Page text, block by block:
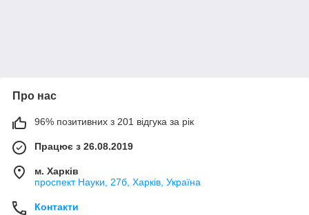
Про нас
96% позитивних з 201 відгука за рік
Працює з 26.08.2019
м. Харків
проспект Науки, 27б, Харків, Україна
Контакти